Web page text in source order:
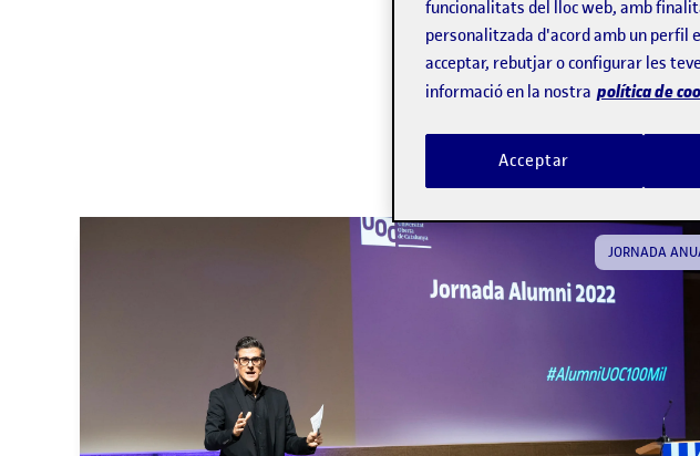
JORNADA
funcionalitats del lloc web, amb
personalitzada d'acord amb un perfil
acceptar, rebutjar o configurar les
informació en la nostra política de
Acceptar